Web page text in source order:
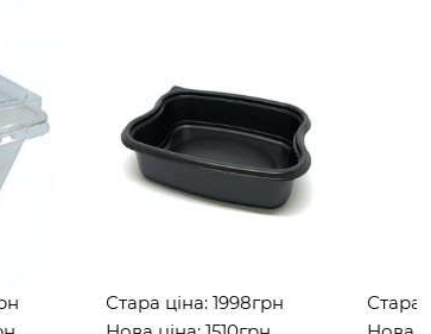
Стара ціна: 1998грн
Стара ціна: